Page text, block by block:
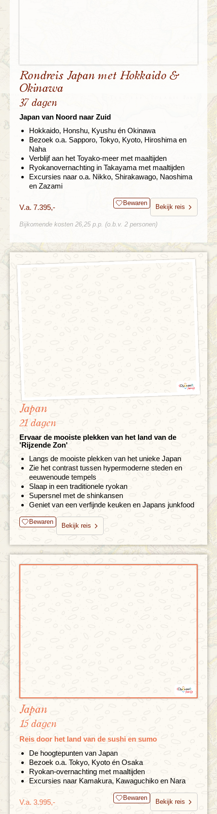
Rondreis Japan met Hokkaido &
Okinawa
37 dagen
Japan van Noord naar Zuid
Hokkaido, Honshu, Kyushu én Okinawa
Bezoek o.a. Sapporo, Tokyo, Kyoto, Hiroshima en
Naha
Verblijf aan het Toyako-meer met maaltijden
Ryokanovernachting in Takayama met maaltijden
Excursies naar o.a. Nikko, Shirakawago, Naoshima
en Zazami
V.a. 7.395,- Bewaren
Bekijk reis
Bijkomende kosten 26,25 p.p. (o.b.v. 2 personen)
Japan
21 dagen
Ervaar de mooiste plekken van het land van de
'Rijzende Zon'
Langs de mooiste plekken van het unieke Japan
Zie het contrast tussen hypermoderne steden en
eeuwenoude tempels
Slaap in een traditionele ryokan
Supersnel met de shinkansen
Geniet van een verfijnde keuken en Japans junkfood
Bewaren
Bekijk reis
Japan
15 dagen
Reis door het land van de sushi en sumo
De hoogtepunten van Japan
Bezoek o.a. Tokyo, Kyoto én Osaka
Ryokan-overnachting met maaltijden
Excursies naar Kamakura, Kawaguchiko en Nara
V.a. 3.995,- Bewaren
Bekijk reis